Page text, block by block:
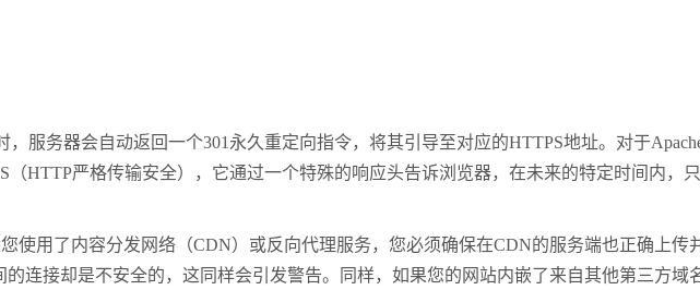
，服务器会自动返回一个301 永久重定向指令，将其引导至对应的HTTPS地址。对于
（HTTP严格传输安全），它通过一个特殊的响应头告诉浏览器，在未来的特定时间内，
使用了内容分发网络（CDN）或反向代理服务，您必须确保在CDN的服务端也正确上传
的连接却是不安全的，这同样会引发警告。同样，如果您的网站内嵌了来自其他第三方域